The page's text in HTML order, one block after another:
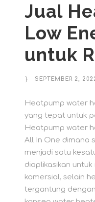
Jual
Low
untuk
SEPTEMBER 2,
Heatpump water
yang tepat untuk
Heatpump water
All In One dimana
menjadi satu
diaplikasikan
komersial, selain
tergantung